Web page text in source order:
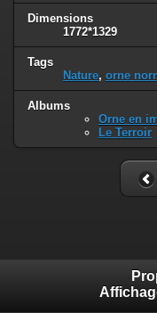
Dimensions
1772*1329
Tags
Nature, orne
Albums
Orne en
Le Terroir